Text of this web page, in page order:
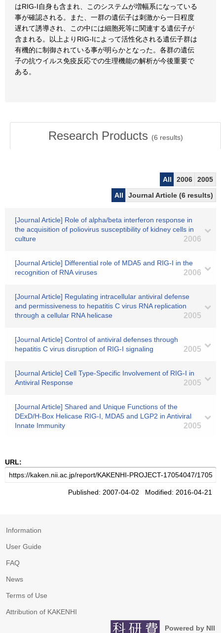
はRIG-I自身も含まれ、このシステムが増幅系になっている
事が確認される。また、一群の遺伝子は刺激から一日程度
遅れて誘導され、この中には細胞死等に関連する遺伝子が
含まれる。以上よりRIG-Iによって活性化される遺伝子群は
有機的に制御されている事が明らかとなった。各群の遺伝
子の抗ウイルス免疫反応での生理機能の解析が今後重要で
ある。
Research Products (6 results)
All 2006
2005
All
Journal Article (6 results)
[Journal Article] Role of alpha/beta interferon response in
the acquisition of poliovirus susceptibility of kidney cells in
culture
2006
[Journal Article] Differential role of MDA5 and RIG-I in the
recognition of RNA viruses
2006
[Journal Article] Regulating intracellular antiviral defense
and permissiveness to hepatitis C virus RNA replication
through a cellular RNA helicase
2005
[Journal Article] Control of antiviral defenses through
hepatitis C virus disruption of RIG-I signaling
2005
[Journal Article] Cell Type-Specific Involvement of RIG-I in
Antiviral Response
2005
[Journal Article] Shared and Unique Functions of the
DExD/H-Box Helicase RIG-I, MDA5 and LGP2 in Antiviral
Innate Immunity
2005
URL:
Published: 2007-04-02 Modified: 2016-04-21
Information
User Guide
FAQ
News
Terms of Use
Attribution of KAKENHI
Powered by NII